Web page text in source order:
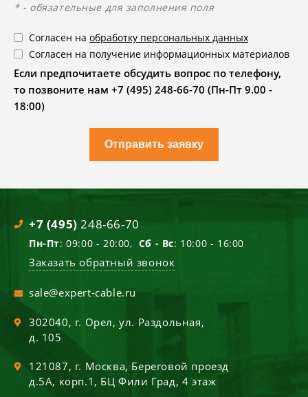
* - обязательные для заполнения поля
Согласен на обработку персональных данных
Согласен на получение информационных материалов
Если предпочитаете обсудить вопрос по телефону,
то позвоните нам +7 (495) 248-66-70 (Пн-Пт 9.00 -
18:00)
Отправить заявку
+7 (495) 248-66-70
Пн-Пт: 09:00 - 20:00, Сб - Вс: 10:00 - 16:00
Заказать обратный звонок
sale@expert-cable.ru
302040, г. Орел,ул. Раздольная,
д. 105
121087, г. Москва, Береговой проезд
д.5А, корп.1, БЦ Фили Град, 4 этаж